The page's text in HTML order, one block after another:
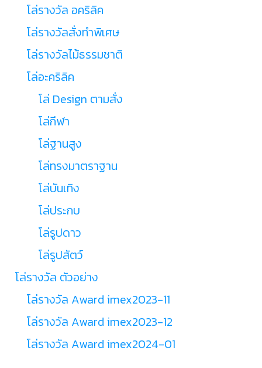
โล่รางวัล อคริลิค
โล่รางวัลสั่งทำพิเศษ
โล่รางวัลไม้ธรรมชาติ
โล่อะคริลิค
โล่ Design ตามสั่ง
โล่กีฬา
โล่ฐานสูง
โล่ทรงมาตราฐาน
โล่บันเทิง
โล่ประกบ
โล่รูปดาว
โล่รูปสัตว์
โล่รางวัล ตัวอย่าง
โล่รางวัล Award imex2023-11
โล่รางวัล Award imex2023-12
โล่รางวัล Award imex2024-01